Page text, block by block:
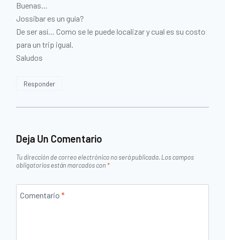
Buenas…
Jossibar es un guía?
De ser así… Como se le puede localizar y cual es su costo
para un trip igual.
Saludos
Responder
Deja Un Comentario
Tu dirección de correo electrónico no será publicada. Los campos
obligatorios están marcados con *
Comentario *